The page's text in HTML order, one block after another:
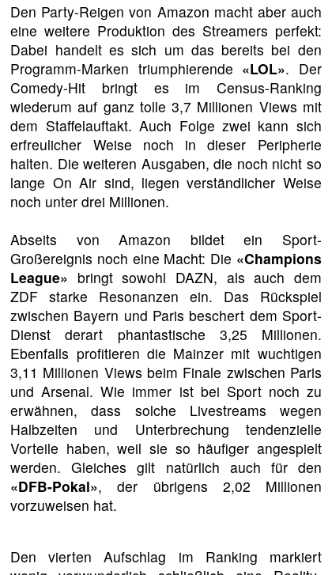
Den Party-Reigen von Amazon macht aber auch
eine weitere Produktion des Streamers perfekt:
Dabei handelt es sich um das bereits bei den
Programm-Marken triumphierende «LOL». Der
Comedy-Hit bringt es im Census-Ranking
wiederum auf ganz tolle 3,7 Millionen Views mit
dem Staffelauftakt. Auch Folge zwei kann sich
erfreulicher Weise noch in dieser Peripherie
halten. Die weiteren Ausgaben, die noch nicht so
lange On Air sind, liegen verständlicher Weise
noch unter drei Millionen.
Abseits von Amazon bildet ein Sport-
Großereignis noch eine Macht: Die «Champions
League» bringt sowohl DAZN, als auch dem
ZDF starke Resonanzen ein. Das Rückspiel
zwischen Bayern und Paris beschert dem Sport-
Dienst derart phantastische 3,25 Millionen.
Ebenfalls profitieren die Mainzer mit wuchtigen
3,11 Millionen Views beim Finale zwischen Paris
und Arsenal. Wie immer ist bei Sport noch zu
erwähnen, dass solche Livestreams wegen
Halbzeiten und Unterbrechung tendenzielle
Vorteile haben, weil sie so häufiger angespielt
werden. Gleiches gilt natürlich auch für den
«DFB-Pokal», der übrigens 2,02 Millionen
vorzuweisen hat.
Den vierten Aufschlag im Ranking markiert